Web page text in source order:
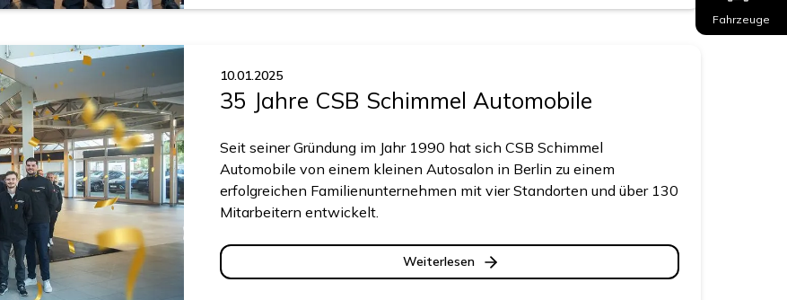
10.01.2025
35 Jahre CSB Schimmel Automobile
Seit seiner Gründung im Jahr 1990 hat sich CSB Schimmel
Automobile von einem kleinen Autosalon in Berlin zu einem
erfolgreichen Familienunternehmen mit vier Standorten und über 130
Mitarbeitern entwickelt.
Weiterlesen
Fahrzeuge